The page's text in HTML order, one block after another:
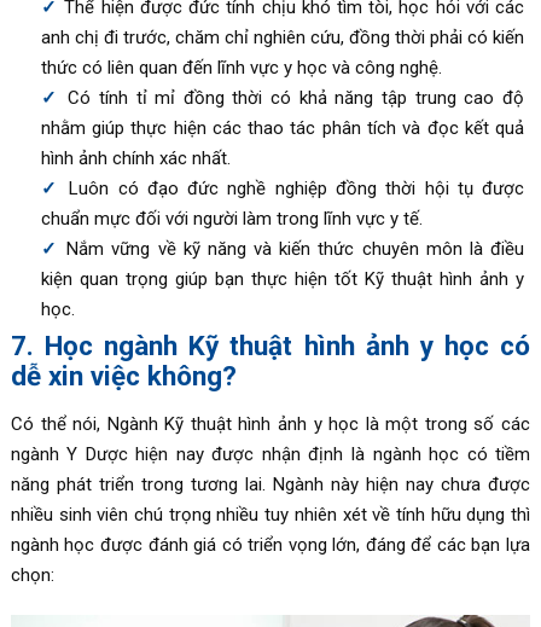
Thể hiện được đức tính chịu khó tìm tòi, học hỏi với các
anh chị đi trước, chăm chỉ nghiên cứu, đồng thời phải có kiến
thức có liên quan đến lĩnh vực y học và công nghệ.
Có tính tỉ mỉ đồng thời có khả năng tập trung cao độ
nhằm giúp thực hiện các thao tác phân tích và đọc kết quả
hình ảnh chính xác nhất.
Luôn có đạo đức nghề nghiệp đồng thời hội tụ được
chuẩn mực đối với người làm trong lĩnh vực y tế.
Nắm vững về kỹ năng và kiến thức chuyên môn là điều
kiện quan trọng giúp bạn thực hiện tốt Kỹ thuật hình ảnh y
học.
7. Học ngành Kỹ thuật hình ảnh y học có
dễ xin việc không?
Có thể nói, Ngành Kỹ thuật hình ảnh y học là một trong số các
ngành Y Dược hiện nay được nhận định là ngành học có tiềm
năng phát triển trong tương lai. Ngành này hiện nay chưa được
nhiều sinh viên chú trọng nhiều tuy nhiên xét về tính hữu dụng thì
ngành học được đánh giá có triển vọng lớn, đáng để các bạn lựa
chọn: